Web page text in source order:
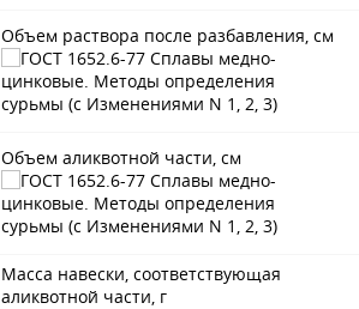
Объем раствора после разбавления, см
Объем аликвотной части, см
Масса навески, соответствующая
аликвотной части, г